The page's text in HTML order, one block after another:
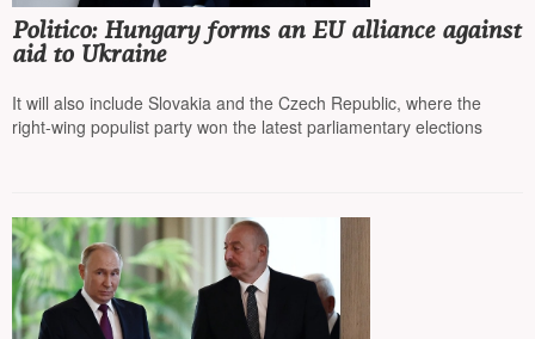
Politico: Hungary forms an EU alliance against
aid to Ukraine
It will also include Slovakia and the Czech Republic, where the
right-wing populist party won the latest parliamentary elections